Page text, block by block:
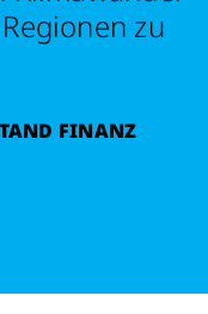
zu
FINANZ